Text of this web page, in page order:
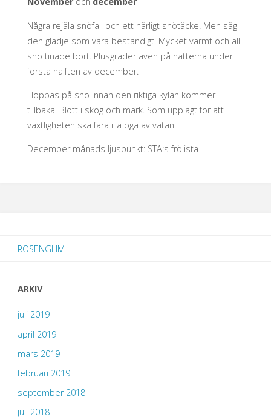
Några rejäla snöfall och ett härligt snötäcke. Men säg
den glädje som vara beständigt. Mycket varmt och all
snö tinade bort. Plusgrader även på nätterna under
första hälften av december.
Hoppas på snö innan den riktiga kylan kommer
tillbaka. Blött i skog och mark. Som upplagt för att
växtligheten ska fara illa pga av vätan.
December månads ljuspunkt: STA:s frölista
ROSENGLIM
ARKIV
juli 2019
april 2019
mars 2019
februari 2019
september 2018
juli 2018